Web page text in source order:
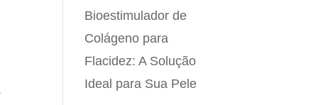
Bioestimulador de
Colágeno para
Flacidez: A Solução
Ideal para Sua Pele